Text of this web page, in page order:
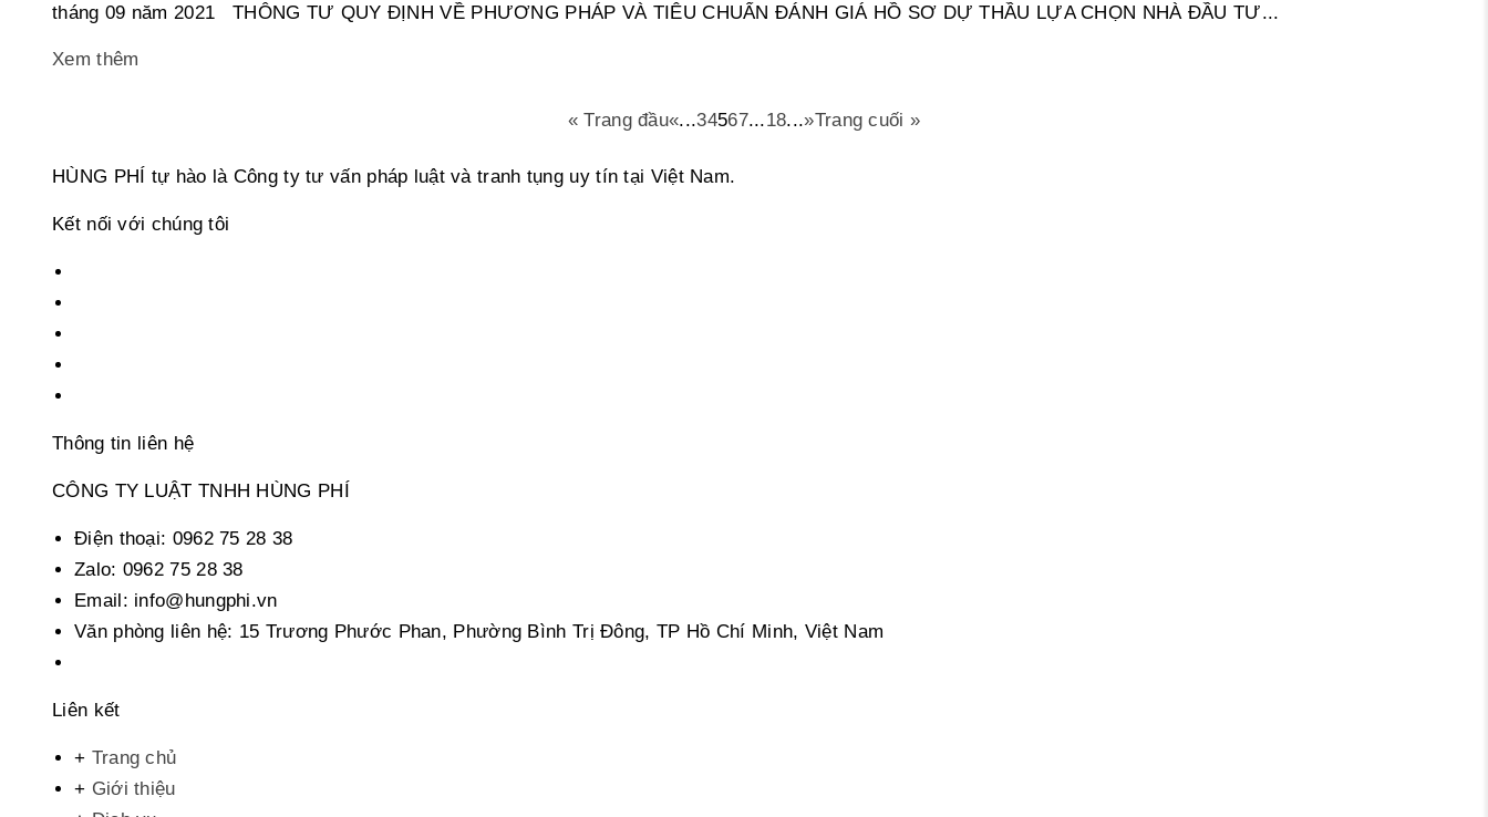
tháng 09 năm 2021 THÔNG TƯ QUY ĐỊNH VỀ PHƯƠNG PHÁP VÀ TIÊU CHUẨN ĐÁNH GIÁ HỒ SƠ DỰ THẦU LỰA CHỌN NHÀ ĐẦU TƯ...
Xem thêm
« Trang đầu«...34567...18...»Trang cuối »
HÙNG PHÍ tự hào là Công ty tư vấn pháp luật và tranh tụng uy tín tại Việt Nam.
Kết nối với chúng tôi
Thông tin liên hệ
CÔNG TY LUẬT TNHH HÙNG PHÍ
Điện thoại: 0962 75 28 38
Zalo: 0962 75 28 38
Email: info@hungphi.vn
Văn phòng liên hệ: 15 Trương Phước Phan, Phường Bình Trị Đông, TP Hồ Chí Minh, Việt Nam
Liên kết
+ Trang chủ
+ Giới thiệu